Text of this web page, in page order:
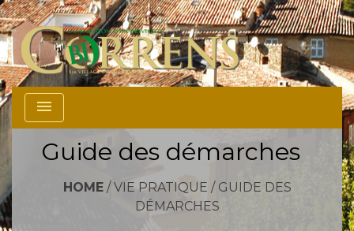
menu
Guide des démarches
HOME/ VIE PRATIQUE / GUIDE DES
DÉMARCHES